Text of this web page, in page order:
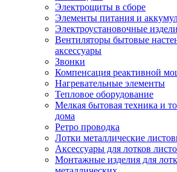
Электрощиты в сборе
Элементы питания и
Электроустановочные
Вентиляторы бытовые
аксессуары
Звонки
Компенсация реактивной
Нагревательные элементы
Тепловое оборудование
Мелкая бытовая техника и
дома
Ретро проводка
Лотки металлические
Аксессуары для лотков
Монтажные изделия для